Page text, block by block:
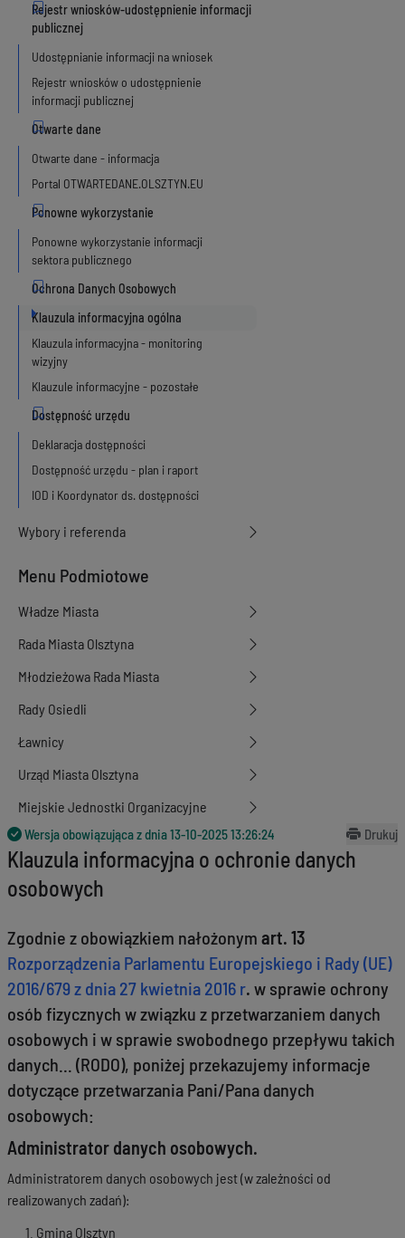
Udostępnianie informacji na wniosek
Rejestr wniosków o udostępnienie
informacji publicznej
Otwarte dane - informacja
Portal OTWARTEDANE.OLSZTYN.EU
Ponowne wykorzystanie informacji
sektora publicznego
Klauzula informacyjna ogólna
Klauzula informacyjna - monitoring
wizyjny
Klauzule informacyjne - pozostałe
Deklaracja dostępności
Dostępność urzędu - plan i raport
IOD i Koordynator ds. dostępności
Wybory i referenda
Menu Podmiotowe
Władze Miasta
Rada Miasta Olsztyna
Młodzieżowa Rada Miasta
Rady Osiedli
Ławnicy
Urząd Miasta Olsztyna
Miejskie Jednostki Organizacyjne
Wersja obowiązująca z dnia13-10-2025 13:26:24 Drukuj
Klauzula informacyjna o ochronie danych
osobowych
Zgodnie z obowiązkiem nałożonym art. 13
Rozporządzenia Parlamentu Europejskiego i Rady (UE)
2016/679 z dnia 27 kwietnia 2016 r. w sprawie ochrony
osób fizycznych w związku z przetwarzaniem danych
osobowych i w sprawie swobodnego przepływu takich
danych… (RODO), poniżej przekazujemy informacje
dotyczące przetwarzania Pani/Pana danych
osobowych:
Administrator danych osobowych.
Administratorem danych osobowych jest (w zależności od
realizowanych zadań):
Gmina Olsztyn